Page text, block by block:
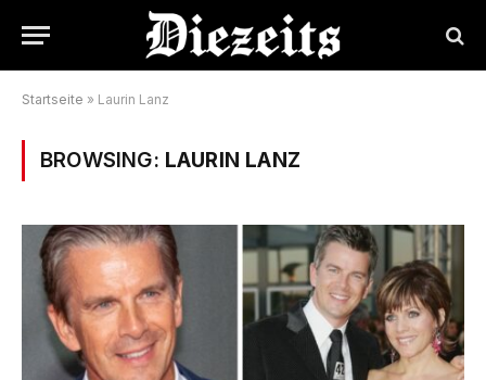
Startseite » Laurin Lanz
BROWSING: LAURIN LANZ